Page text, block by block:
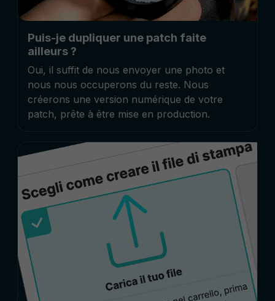
Puis-je dupliquer une patch faite
ailleurs ?
Oui, il suffit de nous envoyer une photo et
nous nous occuperons du reste. Nous
créerons une version numérique de votre
patch, prête à être mise en production.